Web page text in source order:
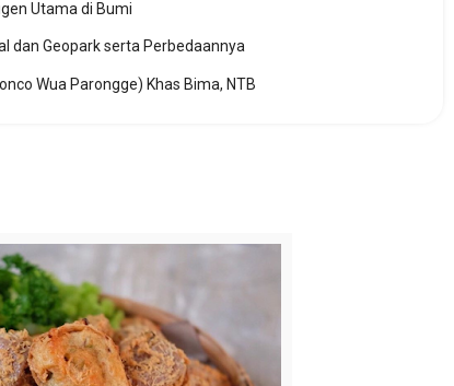
Utama di Bumi
dan Geopark serta Perbedaannya
Wua Parongge) Khas Bima, NTB